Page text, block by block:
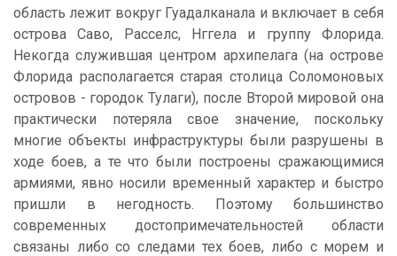
область лежит вокруг Гуадалканала и включает в себя
острова Саво, Расселс, Нггела и группу Флорида.
Некогда служившая центром архипелага (на острове
Флорида располагается старая столица Соломоновых
островов - городок Тулаги), после Второй мировой она
практически потеряла свое значение, поскольку
многие объекты инфраструктуры были разрушены в
ходе боев, а те что были построены сражающимися
армиями, явно носили временный характер и быстро
пришли в негодность. Поэтому большинство
современных достопримечательностей области
связаны либо со следами тех боев, либо с морем и